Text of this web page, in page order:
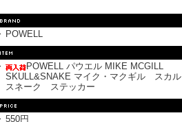
POWELL
POWELL パウエル MIKE MCGILL
SKULL&SNAKE マイク・マクギル スカル
スネーク ステッカー
550円